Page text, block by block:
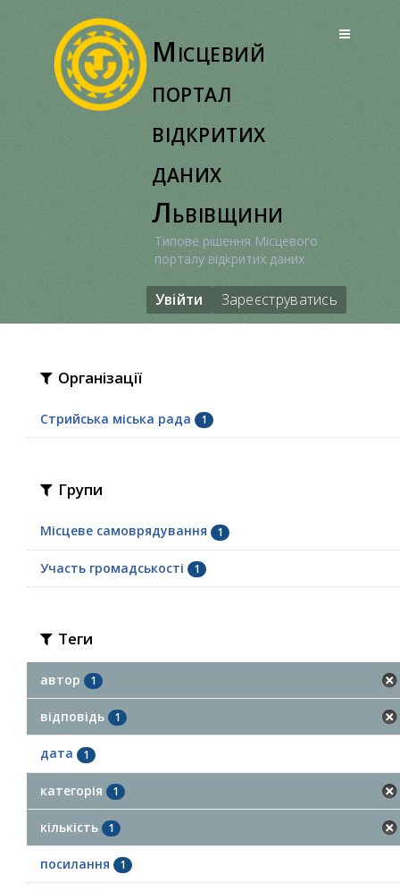
Місцевий
портал
відкритих
даних
Львівщини
Типове рішення Місцевого
порталу відкритих даних
Увійти Зареєструватись
Організації
Стрийська міська рада 1
Групи
Місцеве самоврядування 1
Участь громадськості 1
Теги
автор 1
відповідь 1
дата 1
категорія 1
кількість 1
посилання 1